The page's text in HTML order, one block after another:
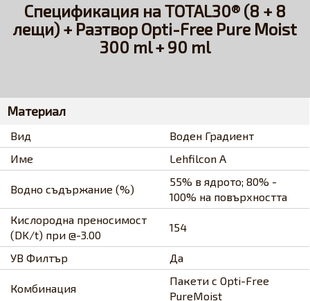
Спецификация на TOTAL30® (8 + 8
лещи) + Разтвор Opti-Free Pure Moist
300 ml + 90 ml
Материал
Вид
Воден Градиент
Име
Lehfilcon A
Водно съдържание (%)
55% в ядрото; 80% -
100% на повърхността
Кислородна преносимост
(DK/t) при @-3.00
154
УВ Филтър Да
Комбинация
Пакети с Opti-Free
PureMoist